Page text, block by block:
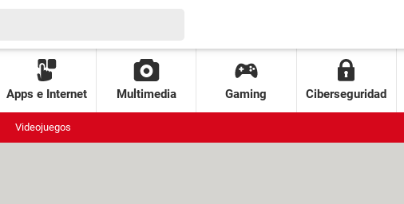
Apps e Internet Multimedia Gaming Ciberseguridad
Videojuegos